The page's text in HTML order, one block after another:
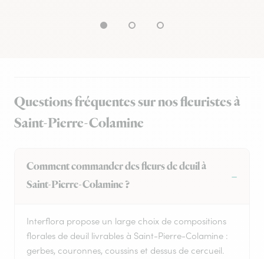
Questions fréquentes sur nos fleuristes à
Saint-Pierre-Colamine
Comment commander des fleurs de deuil à
Saint-Pierre-Colamine ?
Interflora propose un large choix de compositions
florales de deuil livrables à Saint-Pierre-Colamine :
gerbes, couronnes, coussins et dessus de cercueil.